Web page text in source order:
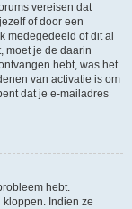
vereisen dat
of door een
medegedeeld of dit al
moet je de daarin
hebt, was het
van activatie is om
dat je e-mailadres
hebt.
Indien ze